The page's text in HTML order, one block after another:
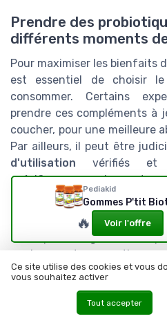
Prendre des
différents moments
Pour maximiser les bienfaits
est essentiel de choisir
consommer. Certains
prendre ces compléments à
coucher, pour une meilleure
Par ailleurs, il peut être
d'utilisation vérifiés et
spécifiques pour chaque
astuces pour une
Pour que l'intégration au
quelques astuces pratiques :
Hydratez-vous
suffisamment d'eau
souches probiotiques
Pediakid
Gommes P'tit
🔥 Voir l'offre
Ce site utilise des cookies et vous
vous souhaitez activer
Tout accepter